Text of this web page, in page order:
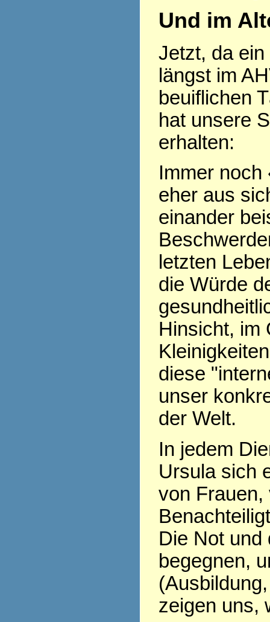
Und im
Jetzt, da
längst im
beuiflichen
hat unsere
erhalten:
Immer noch
eher aus
einander
letzten
die Würde
Hinsicht, im
diese
unser
der Welt.
In jedem
Ursula sich
von
Die Not und
begegnen,
zeigen uns,